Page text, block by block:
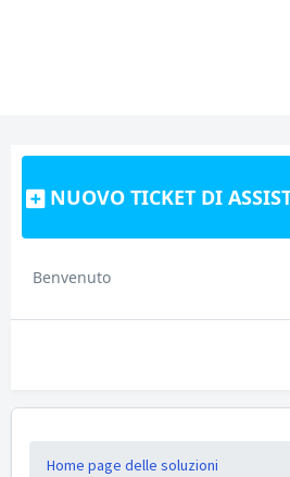
NUOVO TICKET DI
Benvenuto
Home page delle soluzioni